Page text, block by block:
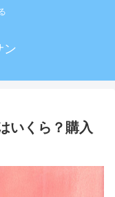
ン
いくら？購入